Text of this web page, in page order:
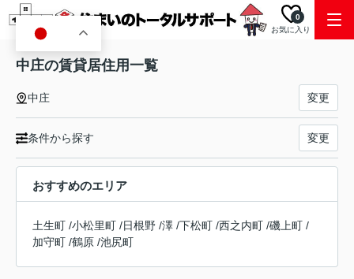
お気に入り
0
中庄の賃貸居住用一覧
中庄 変更
条件から探す 変更
おすすめのエリア
土生町 /小松里町 /日根野 /澤 /下松町 /西之内町 /磯上町 /
加守町 /鶴原 /池尻町